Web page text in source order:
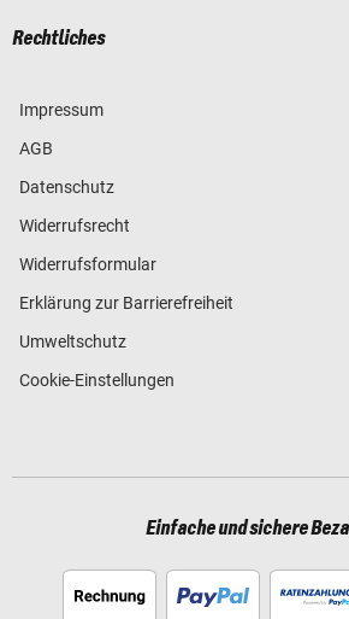
Rechtliches
Impressum
AGB
Datenschutz
Widerrufsrecht
Widerrufsformular
Erklärung zur Barrierefreiheit
Umweltschutz
Cookie-Einstellungen
Einfache und sichere